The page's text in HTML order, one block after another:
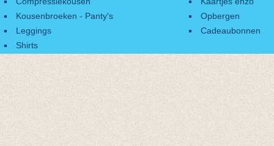
Kousenbroeken - Panty's
Leggings
Shirts
Opbergen
Cadeaubonnen